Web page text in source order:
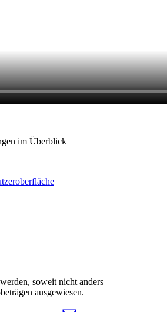
im Überblick
soweit nicht anders
ausgewiesen.